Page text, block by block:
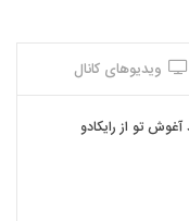
از شهداد شعبان
دیوونه
ویدیوهای کانال
تو از رایکادو